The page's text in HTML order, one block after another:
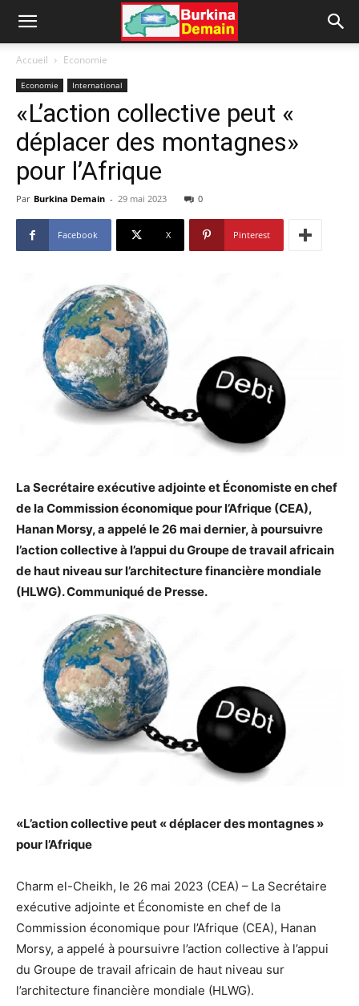
Accueil Economie
Economie International
«L’action collective peut «
déplacer des montagnes»
pour l’Afrique
Par Burkina Demain - 29 mai 2023 0
Facebook X Pinterest
La Secrétaire exécutive adjointe et Économiste en chef
de la Commission économique pour l’Afrique (CEA),
Hanan Morsy, a appelé le 26 mai dernier, à poursuivre
l’action collective à l’appui du Groupe de travail africain
de haut niveau sur l’architecture financière mondiale
(HLWG). Communiqué de Presse.
«L’action collective peut « déplacer des montagnes »
pour l’Afrique
Charm el-Cheikh, le 26 mai 2023 (CEA) – La Secrétaire
exécutive adjointe et Économiste en chef de la
Commission économique pour l’Afrique (CEA), Hanan
Morsy, a appelé à poursuivre l’action collective à l’appui
du Groupe de travail africain de haut niveau sur
l’architecture financière mondiale (HLWG).